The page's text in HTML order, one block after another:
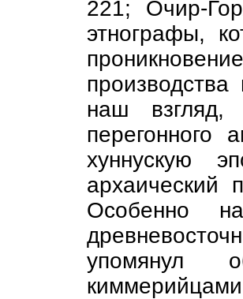
221; Очир-
этнографы,
наш взгляд,
перегонного
хуннускую
архаический
Особенно
упомянул